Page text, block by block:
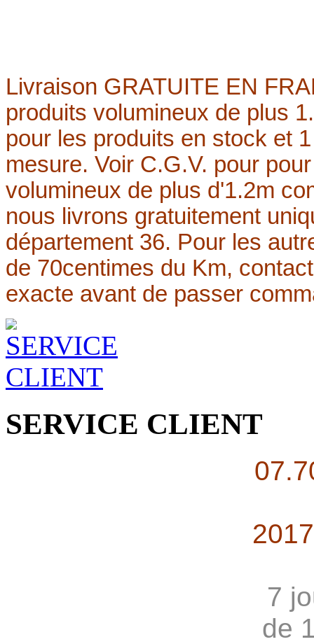
Livraison GRATUITE EN
produits volumineux de plus
pour les produits en stock et
mesure. Voir C.G.V. pour
volumineux de plus d'1.2m
nous livrons gratuitement
département 36. Pour les
de 70centimes du Km,
exacte avant de passer
SERVICE CLIENT
7
de